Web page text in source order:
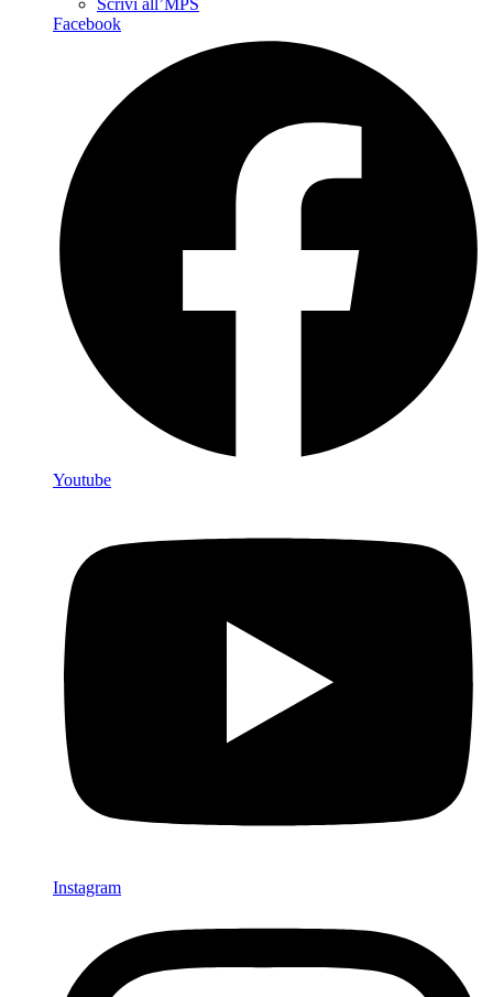
Facebook
Youtube
Instagram